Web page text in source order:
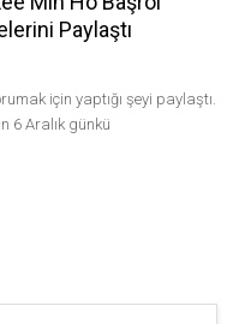
Paylaştı
için yaptığı şeyi paylaştı.
6 Aralık günkü